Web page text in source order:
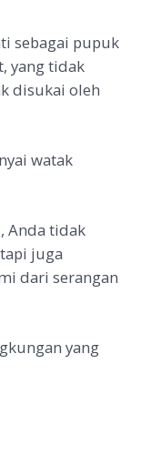
sebagai pupuk
yang tidak
disukai oleh
watak
Anda tidak
juga
dari serangan
yang